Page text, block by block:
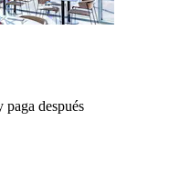
paga después